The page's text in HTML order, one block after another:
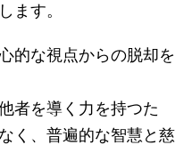
ます。
的な視点からの脱却を
者を導く力を持つた
く、普遍的な智慧と慈